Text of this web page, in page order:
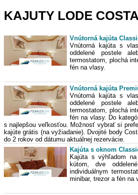
KAJUTY LODE
Vnútorná kajúta
Vnútorná kajúta s
oddelené postele
termostatom, plochá
fén na vlasy.
Vnútorná kajúta
Vnútorná kajúta s
oddelené postele
termostatom, plochá
fén na vlasy. Do
s najlepšou veľkosťou. Možnosť vybrať si
kajúte grátis (na vyžiadanie). Dvojité body
do 2 rokov od dátumu aktuálnej rezervácie.
Kajúta s oknom
Kajúta s výhľadom
kútom, dve
individuálnym
minibar, trezor a fén na